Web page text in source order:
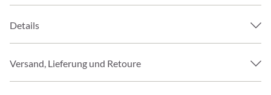
Details
Versand, Lieferung und Retoure